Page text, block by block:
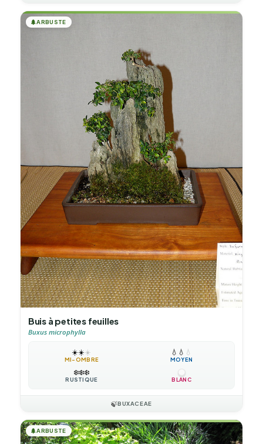
🌲ARBUSTE
Buis à petites feuilles
Buxus microphylla
☀️☀️☀️
MI-OMBRE
💧 💧 💧
MOYEN
❄️❄️❄️
RUSTIQUE BLANC
🍃BUXACEAE
🌲ARBUSTE